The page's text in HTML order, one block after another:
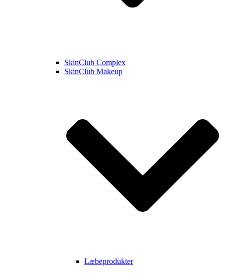
SkinClub Complex
SkinClub Makeup
Læbeprodukter